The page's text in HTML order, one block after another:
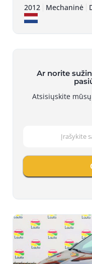
2012 Mechaninė
Ar norite
Atsisiųskite